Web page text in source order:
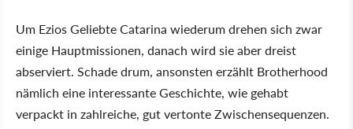
Um Ezios Geliebte Catarina wiederum drehen sich zwar
einige Hauptmissionen, danach wird sie aber dreist
abserviert. Schade drum, ansonsten erzählt Brotherhood
nämlich eine interessante Geschichte, wie gehabt
verpackt in zahlreiche, gut vertonte Zwischensequenzen.